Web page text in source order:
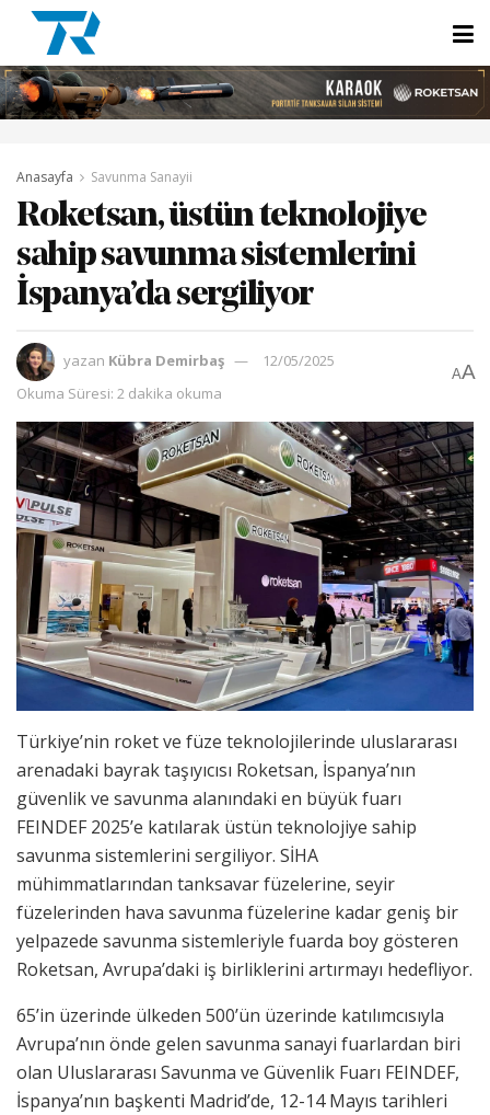
Anasayfa Savunma Sanayii
Roketsan, üstün teknolojiye
sahip savunma sistemlerini
İspanya’da sergiliyor
yazan Kübra Demirbaş
12/05/2025
Okuma Süresi: 2 dakika okuma
AA
Türkiye’nin roket ve füze teknolojilerinde uluslararası
arenadaki bayrak taşıyıcısı Roketsan, İspanya’nın
güvenlik ve savunma alanındaki en büyük fuarı
FEINDEF 2025’e katılarak üstün teknolojiye sahip
savunma sistemlerini sergiliyor. SİHA
mühimmatlarından tanksavar füzelerine, seyir
füzelerinden hava savunma füzelerine kadar geniş bir
yelpazede savunma sistemleriyle fuarda boy gösteren
Roketsan, Avrupa’daki iş birliklerini artırmayı hedefliyor.
65’in üzerinde ülkeden 500’ün üzerinde katılımcısıyla
Avrupa’nın önde gelen savunma sanayi fuarlardan biri
olan Uluslararası Savunma ve Güvenlik Fuarı FEINDEF,
İspanya’nın başkenti Madrid’de, 12-14 Mayıs tarihleri